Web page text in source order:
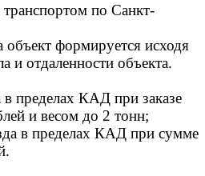
по Санкт-
объект формируется исходя
и отдаленности объекта.
в пределах КАД при заказе
и весом до 2 тонн;
в пределах КАД при сумме